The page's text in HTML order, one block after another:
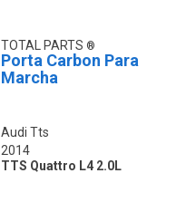
TOTAL PARTS
Porta Carbon Para
Marcha
Audi Tts
2014
TTS Quattro L4 2.0L